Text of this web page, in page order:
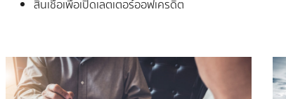
สินเชื่อเพื่อเปิดเลตเตอร์ออฟเครดิต